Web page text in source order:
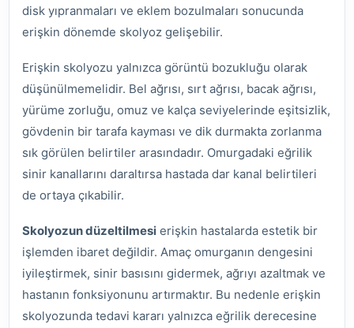
disk yıpranmaları ve eklem bozulmaları sonucunda
erişkin dönemde skolyoz gelişebilir.
Erişkin skolyozu yalnızca görüntü bozukluğu olarak
düşünülmemelidir. Bel ağrısı, sırt ağrısı, bacak ağrısı,
yürüme zorluğu, omuz ve kalça seviyelerinde eşitsizlik,
gövdenin bir tarafa kayması ve dik durmakta zorlanma
sık görülen belirtiler arasındadır. Omurgadaki eğrilik
sinir kanallarını daraltırsa hastada dar kanal belirtileri
de ortaya çıkabilir.
Skolyozun düzeltilmesi erişkin hastalarda estetik bir
işlemden ibaret değildir. Amaç omurganın dengesini
iyileştirmek, sinir basısını gidermek, ağrıyı azaltmak ve
hastanın fonksiyonunu artırmaktır. Bu nedenle erişkin
skolyozunda tedavi kararı yalnızca eğrilik derecesine